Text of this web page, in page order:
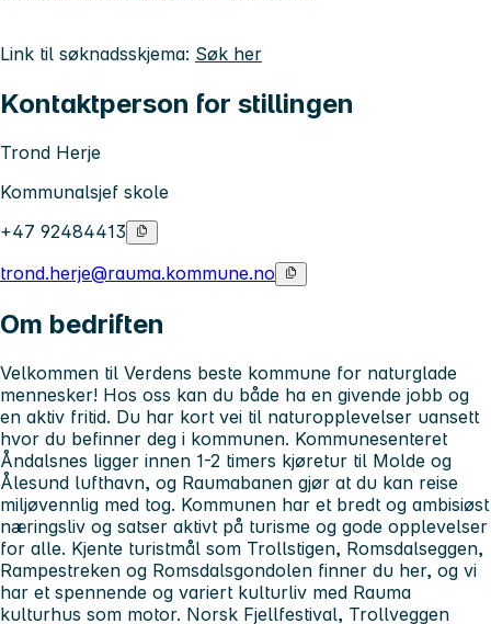
Link til søknadsskjema: Søk her
Kontaktperson for stillingen
Trond Herje
Kommunalsjef skole
+47 92484413
trond.herje@rauma.kommune.no
Om bedriften
Velkommen til Verdens beste kommune for naturglade
mennesker! Hos oss kan du både ha en givende jobb og
en aktiv fritid. Du har kort vei til naturopplevelser uansett
hvor du befinner deg i kommunen. Kommunesenteret
Åndalsnes ligger innen 1-2 timers kjøretur til Molde og
Ålesund lufthavn, og Raumabanen gjør at du kan reise
miljøvennlig med tog. Kommunen har et bredt og ambisiøst
næringsliv og satser aktivt på turisme og gode opplevelser
for alle. Kjente turistmål som Trollstigen, Romsdalseggen,
Rampestreken og Romsdalsgondolen finner du her, og vi
har et spennende og variert kulturliv med Rauma
kulturhus som motor. Norsk Fjellfestival, Trollveggen